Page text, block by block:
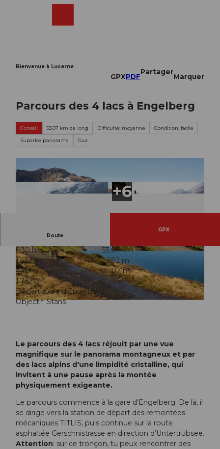
Bienvenue à Lucerne
GPXPDF
Partager
Marquer
Parcours des 4 lacs à Engelberg
Conseil 53,07 km de long Difficulté: moyenne
Condition: facile
Superbe panorama
Tour
© Oskar Enander Photography, Engelberg-Titlis Tourismus AG
© Oskar Enander Photography, Engelberg-Titlis
Tourismus AG
Route
GPX
6:30 h
53,07 km
1.422 m
1.982 m
445 m
2.207 m
1.762 m
Départ: Gare d'Engelberg
Objectif: Stans
Le parcours des 4 lacs réjouit par une vue
magnifique sur le panorama montagneux et par
des lacs alpins d'une limpidité cristalline, qui
invitent à une pause après la montée
physiquement exigeante.
Le parcours commence à la gare d’Engelberg. De là, il
se dirige vers la station de départ des remontées
mécaniques TITLIS, puis continue sur la route
asphaltée Gerschnistrasse en direction d’Untertrübsee.
Attention: sur ce tronçon, tu peux rencontrer des